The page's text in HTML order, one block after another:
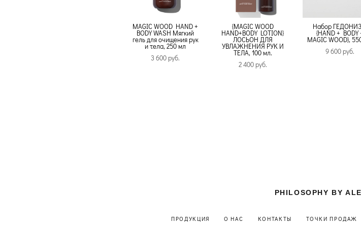
MAGIC WOOD HAND +
BODY WASH Мягкий
гель для очищения рук
и тела, 250 мл
3 600 pуб.
{MAGIC WOOD
HAND+BODY LOTION}
ЛОСЬОН ДЛЯ
УВЛАЖНЕНИЯ РУК И
ТЕЛА, 100 мл.
2 400 pуб.
Набор
{HAND + BODY
MAGIC WOOD},
9 600 pуб.
PHILOSOPHY BY
ПРОДУКЦИЯ О НАС КОНТАКТЫ ТОЧКИ ПРОДАЖ